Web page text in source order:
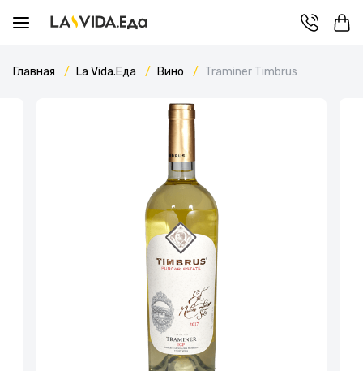
Главная La Vida.Еда Вино Traminer Timbrus